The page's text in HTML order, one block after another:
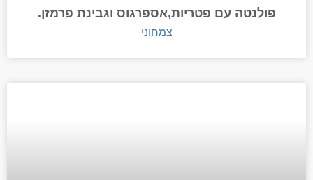
פולנטה עם פטריות,אספרגוס וגבינת פרמזן.
צמחוני